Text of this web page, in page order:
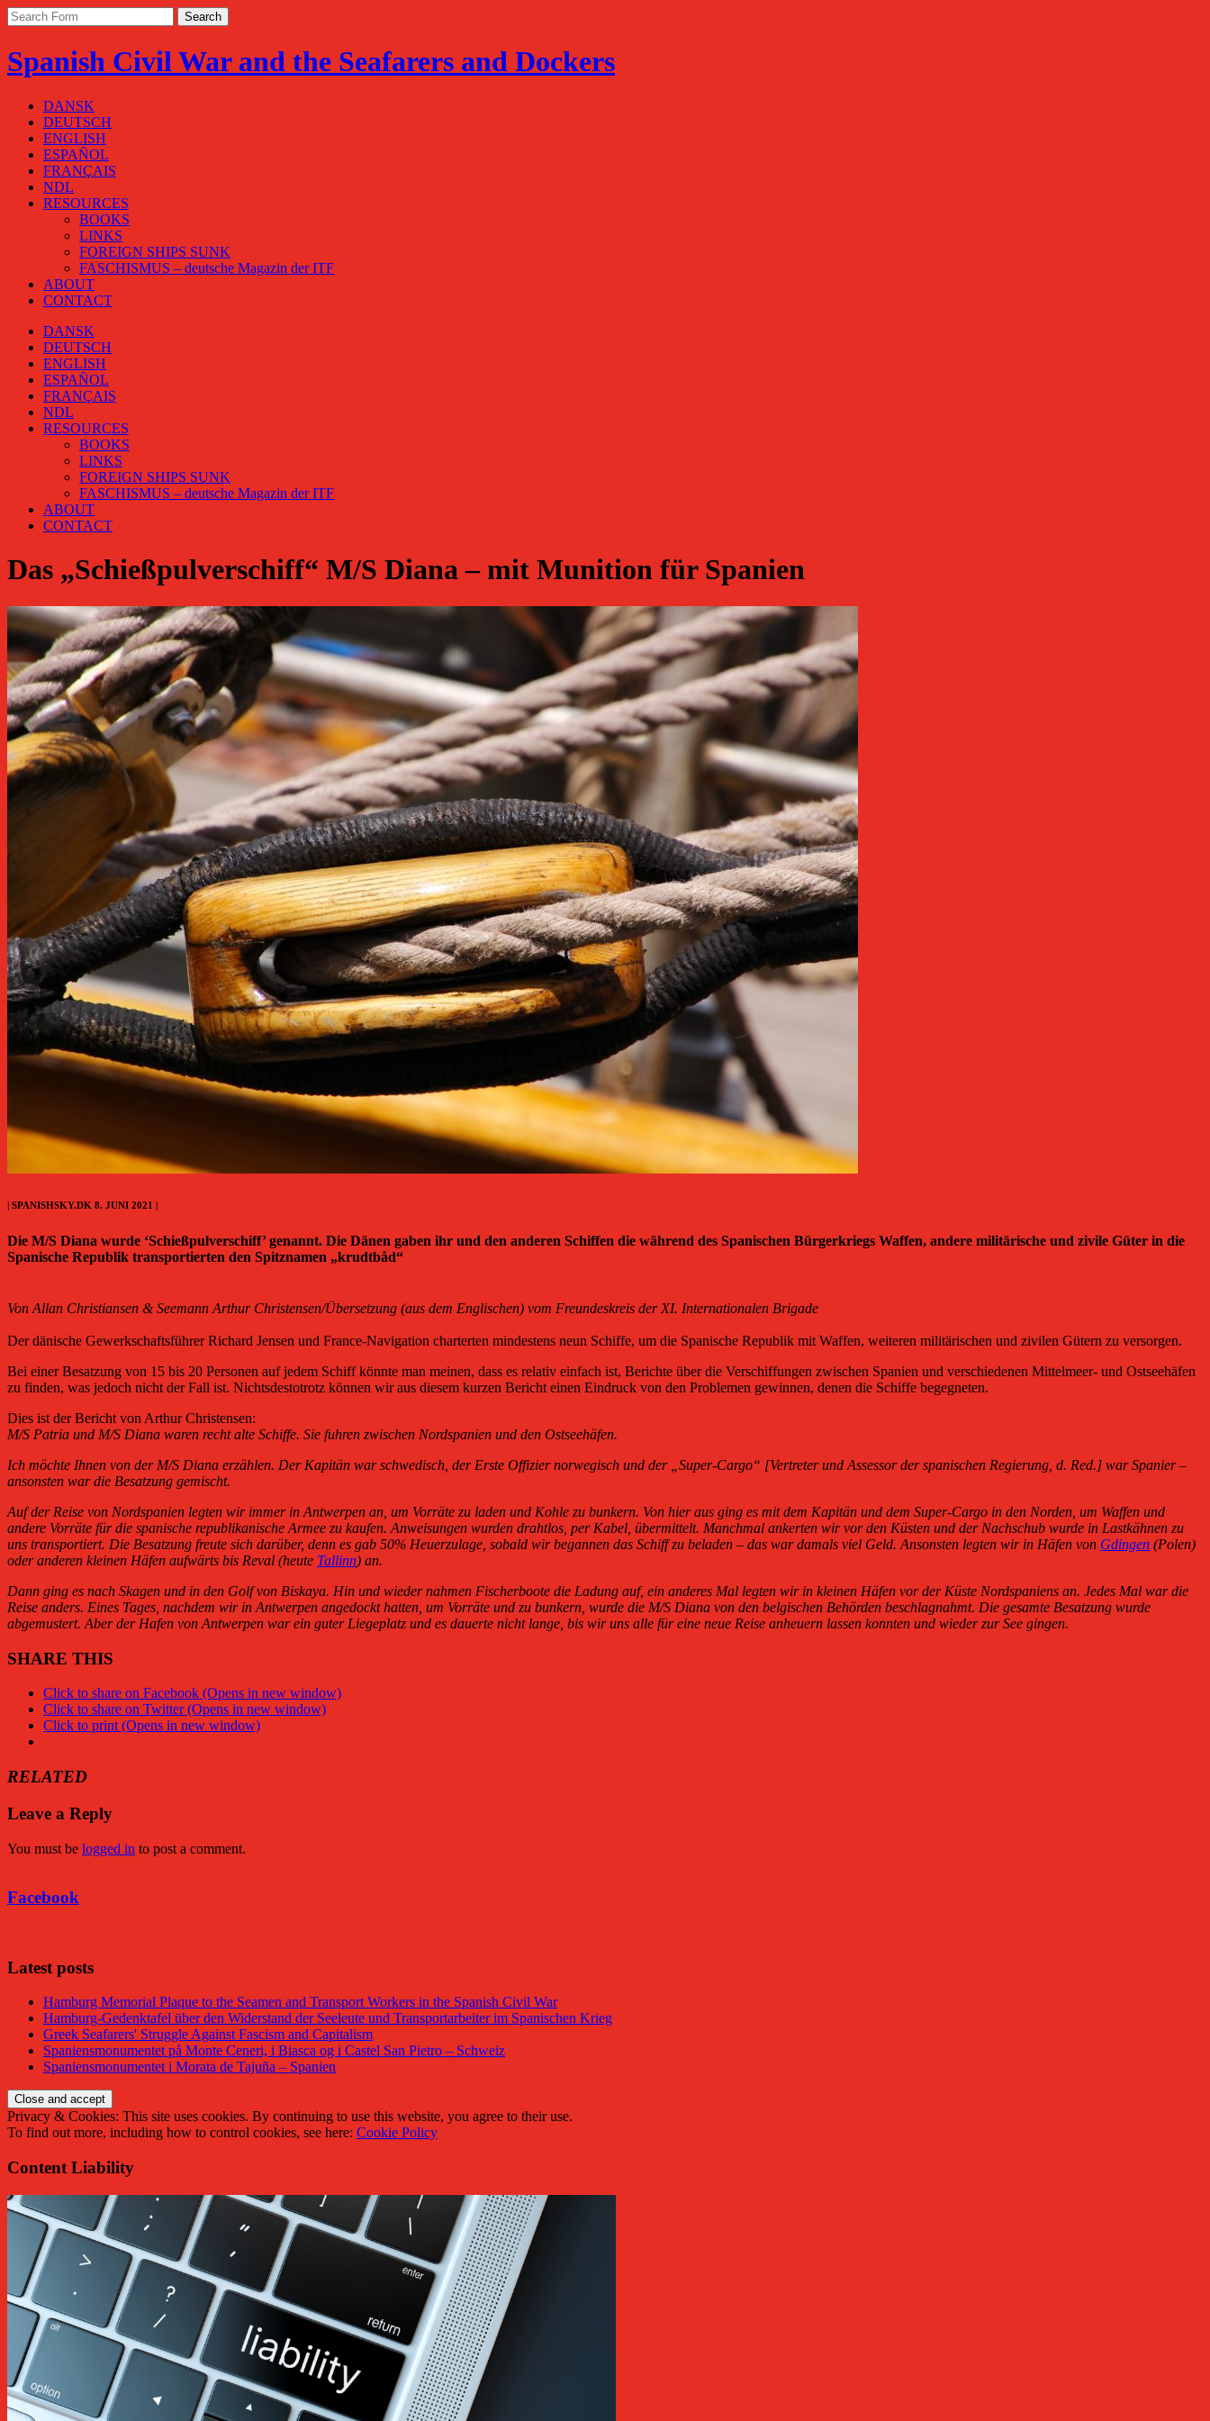
Spanish Civil War and the Seafarers and Dockers
DANSK
DEUTSCH
ENGLISH
ESPAÑOL
FRANÇAIS
NDL
RESOURCES
BOOKS
LINKS
FOREIGN SHIPS SUNK
FASCHISMUS – deutsche Magazin der ITF
ABOUT
CONTACT
DANSK
DEUTSCH
ENGLISH
ESPAÑOL
FRANÇAIS
NDL
RESOURCES
BOOKS
LINKS
FOREIGN SHIPS SUNK
FASCHISMUS – deutsche Magazin der ITF
ABOUT
CONTACT
Das „Schießpulverschiff“ M/S Diana – mit Munition für Spanien
| SPANISHSKY.DK 8. JUNI 2021 |
Die M/S Diana wurde ‘Schießpulverschiff’ genannt. Die Dänen gaben ihr und den anderen Schiffen die während des Spanischen Bürgerkriegs Waffen, andere militärische und zivile Güter in die
Spanische Republik transportierten den Spitznamen „krudtbåd“
Von Allan Christiansen & Seemann Arthur Christensen/Übersetzung (aus dem Englischen) vom Freundeskreis der XI. Internationalen Brigade
Der dänische Gewerkschaftsführer Richard Jensen und France-Navigation charterten mindestens neun Schiffe, um die Spanische Republik mit Waffen, weiteren militärischen und zivilen Gütern zu versorgen.
Bei einer Besatzung von 15 bis 20 Personen auf jedem Schiff könnte man meinen, dass es relativ einfach ist, Berichte über die Verschiffungen zwischen Spanien und verschiedenen Mittelmeer- und Ostseehäfen
zu finden, was jedoch nicht der Fall ist. Nichtsdestotrotz können wir aus diesem kurzen Bericht einen Eindruck von den Problemen gewinnen, denen die Schiffe begegneten.
Dies ist der Bericht von Arthur Christensen:
M/S Patria und M/S Diana waren recht alte Schiffe. Sie fuhren zwischen Nordspanien und den Ostseehäfen.
Ich möchte Ihnen von der M/S Diana erzählen. Der Kapitän war schwedisch, der Erste Offizier norwegisch und der „Super-Cargo“ [Vertreter und Assessor der spanischen Regierung, d. Red.] war Spanier –
ansonsten war die Besatzung gemischt.
Auf der Reise von Nordspanien legten wir immer in Antwerpen an, um Vorräte zu laden und Kohle zu bunkern. Von hier aus ging es mit dem Kapitän und dem Super-Cargo in den Norden, um Waffen und
andere Vorräte für die spanische republikanische Armee zu kaufen. Anweisungen wurden drahtlos, per Kabel, übermittelt. Manchmal ankerten wir vor den Küsten und der Nachschub wurde in Lastkähnen zu
uns transportiert. Die Besatzung freute sich darüber, denn es gab 50% Heuerzulage, sobald wir begannen das Schiff zu beladen – das war damals viel Geld. Ansonsten legten wir in Häfen von Gdingen (Polen)
oder anderen kleinen Häfen aufwärts bis Reval (heute Tallinn) an.
Dann ging es nach Skagen und in den Golf von Biskaya. Hin und wieder nahmen Fischerboote die Ladung auf, ein anderes Mal legten wir in kleinen Häfen vor der Küste Nordspaniens an. Jedes Mal war die
Reise anders. Eines Tages, nachdem wir in Antwerpen angedockt hatten, um Vorräte und zu bunkern, wurde die M/S Diana von den belgischen Behörden beschlagnahmt. Die gesamte Besatzung wurde
abgemustert. Aber der Hafen von Antwerpen war ein guter Liegeplatz und es dauerte nicht lange, bis wir uns alle für eine neue Reise anheuern lassen konnten und wieder zur See gingen.
SHARE THIS
Click to share on Facebook (Opens in new window)
Click to share on Twitter (Opens in new window)
Click to print (Opens in new window)
RELATED
Leave a Reply
You must be logged in to post a comment.
Facebook
Latest posts
Hamburg Memorial Plaque to the Seamen and Transport Workers in the Spanish Civil War
Hamburg-Gedenktafel über den Widerstand der Seeleute und Transportarbeiter im Spanischen Krieg
Greek Seafarers' Struggle Against Fascism and Capitalism
Spaniensmonumentet på Monte Ceneri, i Biasca og i Castel San Pietro – Schweiz
Spaniensmonumentet i Morata de Tajuña – Spanien
Privacy & Cookies: This site uses cookies. By continuing to use this website, you agree to their use.
To find out more, including how to control cookies, see here: Cookie Policy
Content Liability